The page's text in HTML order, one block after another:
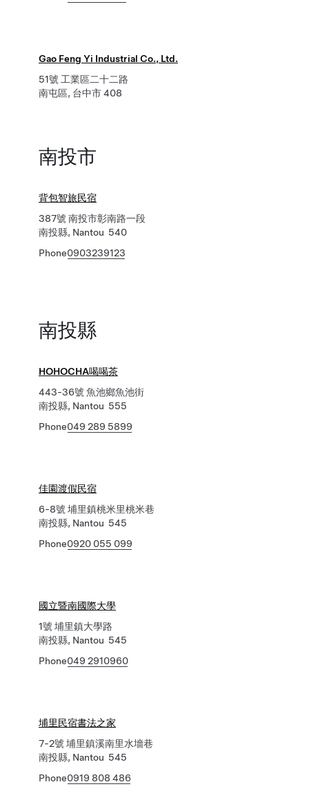
Gao Feng Yi Industrial Co., Ltd.
51號 工業區二十二路
南屯區, 台中市 408
南投市
背包智旅民宿
387號 南投市彰南路一段
南投縣, Nantou 540
Phone0903239123
南投縣
HOHOCHA喝喝茶
443-36號 魚池鄉魚池街
南投縣, Nantou 555
Phone049 289 5899
佳園渡假民宿
6-8號 埔里鎮桃米里桃米巷
南投縣, Nantou 545
Phone0920 055 099
國立暨南國際大學
1號 埔里鎮大學路
南投縣, Nantou 545
Phone049 2910960
埔里民宿書法之家
7-2號 埔里鎮溪南里水墻巷
南投縣, Nantou 545
Phone0919 808 486